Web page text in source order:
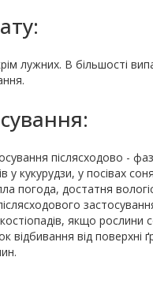
лужних. В більшості
післясходово -
у кукурудзи, у посівах
погода, достатня
якщо
відбивання від